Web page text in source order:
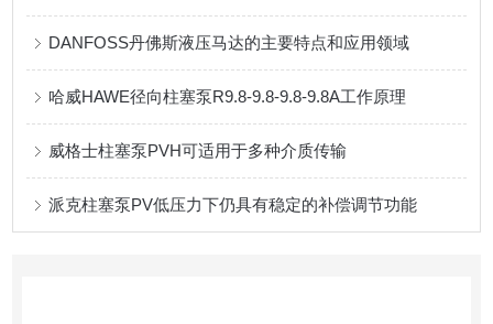
DANFOSS丹佛斯液压马达的主要特点和应用领域
哈威HAWE径向柱塞泵R9.8-9.8-9.8-9.8A工作原理
威格士柱塞泵PVH可适用于多种介质传输
派克柱塞泵PV低压力下仍具有稳定的补偿调节功能